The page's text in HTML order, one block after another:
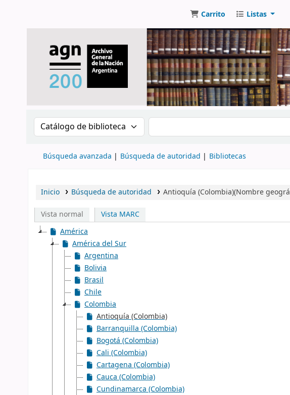
Carrito Listas
Buscar en el catálogo por: Buscar en el catálogo
Búsqueda avanzada Búsqueda de autoridad Bibliotecas
Inicio Búsqueda de autoridad Antioquía (Colombia)(Nombre
Vista normal
Vista MARC
América
América del Sur
Argentina
Bolivia
Brasil
Chile
Colombia
Antioquía (Colombia)
Barranquilla (Colombia)
Bogotá (Colombia)
Cali (Colombia)
Cartagena (Colombia)
Cauca (Colombia)
Cundinamarca (Colombia)